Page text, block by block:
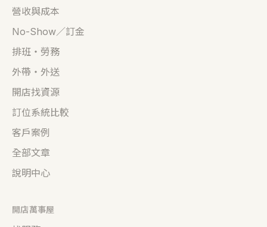
營收與成本
No-Show／訂金
排班・勞務
外帶・外送
開店找資源
訂位系統比較
客戶案例
全部文章
說明中心
開店萬事屋